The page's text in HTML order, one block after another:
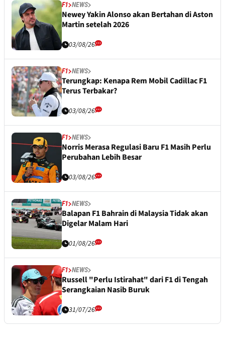
F1 NEWS
Newey Yakin Alonso akan Bertahan di Aston
Martin setelah 2026
03/08/26
F1 NEWS
Terungkap: Kenapa Rem Mobil Cadillac F1
Terus Terbakar?
03/08/26
F1 NEWS
Norris Merasa Regulasi Baru F1 Masih Perlu
Perubahan Lebih Besar
03/08/26
F1 NEWS
Balapan F1 Bahrain di Malaysia Tidak akan
Digelar Malam Hari
01/08/26
F1 NEWS
Russell "Perlu Istirahat" dari F1 di Tengah
Serangkaian Nasib Buruk
31/07/26